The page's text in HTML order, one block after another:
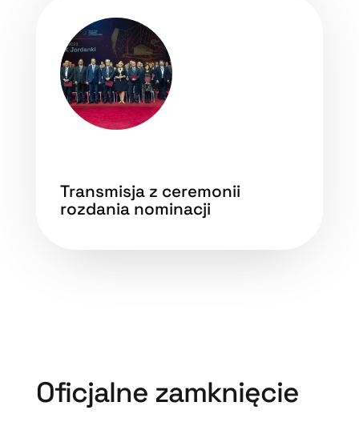
Transmisja z ceremonii
rozdania nominacji
Oficjalne zamknięcie